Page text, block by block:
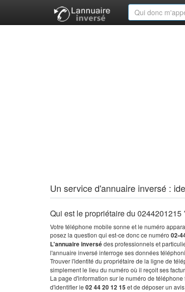
Un service d'annuaire inversé :
Qui est le propriétaire du 0244201215
Votre téléphone mobile sonne et le numéro
posez la question qui est-ce donc ce numéro 02-
L'annuaire inversédes professionnels et
l'annuaire inversé interroge ses données
Trouver l'identité du propriétaire de la ligne de
simplement le lieu du numéro où il reçoit ses
La page d'information sur le numéro de téléphone
d'identifier le 02 44 20 12 15et de déposer un